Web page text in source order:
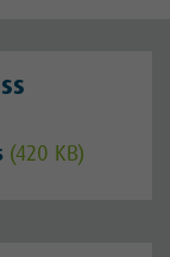
(420 KB)